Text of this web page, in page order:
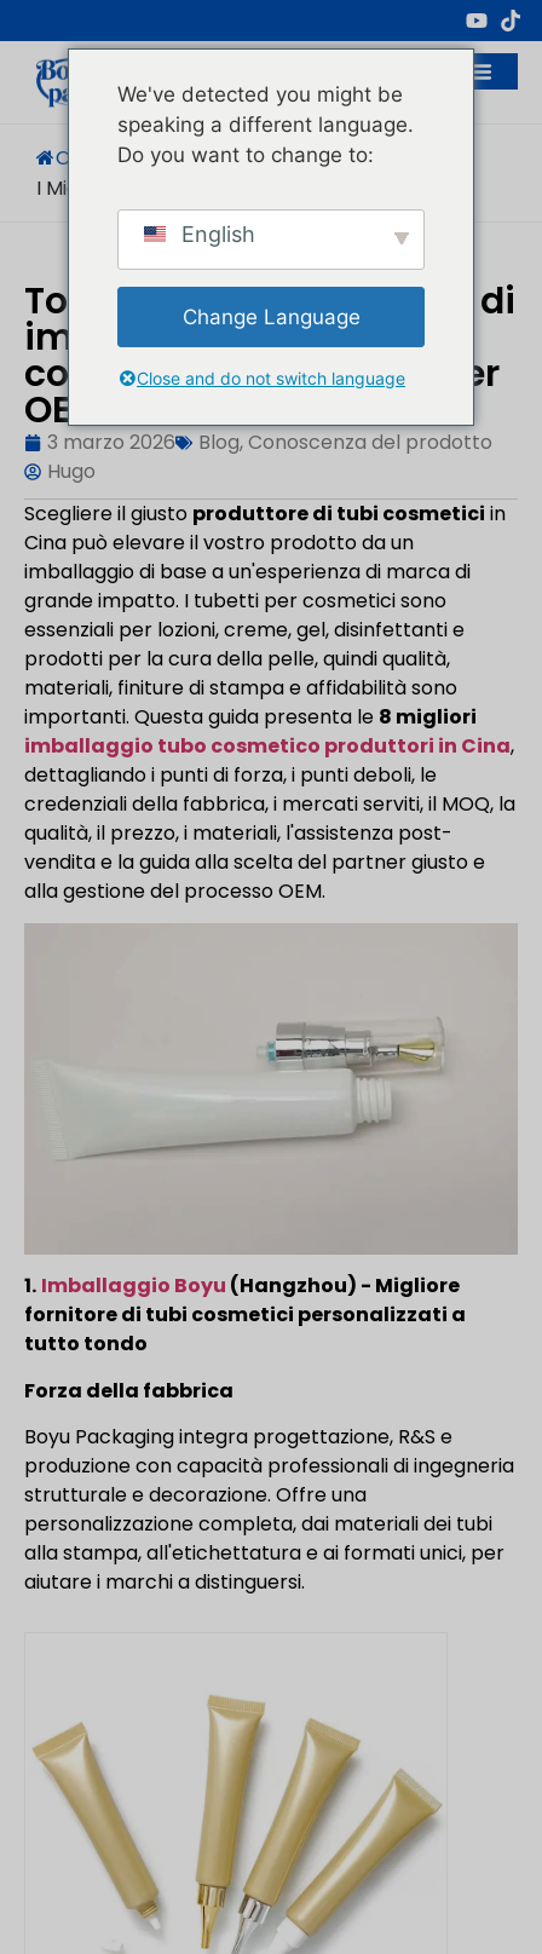
Cosmetici
Casa Blog / Conoscenza Del Prodotto
I Migliori 8 Cosmetici...
Top 8 migliori produttori di
imballaggi per tubi
cosmetici in Cina: Partner
OEM affidabili
3 marzo 2026 Blog,Conoscenza del prodotto
Hugo
Scegliere il giusto produttore di tubi cosmetici in
Cina può elevare il vostro prodotto da un
imballaggio di base a un'esperienza di marca di
grande impatto. I tubetti per cosmetici sono
essenziali per lozioni, creme, gel, disinfettanti e
prodotti per la cura della pelle, quindi qualità,
materiali, finiture di stampa e affidabilità sono
importanti. Questa guida presenta le 8 migliori
imballaggio tubo cosmetico produttori in Cina,
dettagliando i punti di forza, i punti deboli, le
credenziali della fabbrica, i mercati serviti, il MOQ, la
qualità, il prezzo, i materiali, l'assistenza post-
vendita e la guida alla scelta del partner giusto e
alla gestione del processo OEM.
1. Imballaggio Boyu (Hangzhou) - Migliore
fornitore di tubi cosmetici personalizzati a
tutto tondo
Forza della fabbrica
Boyu Packaging integra progettazione, R&S e
produzione con capacità professionali di ingegneria
strutturale e decorazione. Offre una
personalizzazione completa, dai materiali dei tubi
alla stampa, all'etichettatura e ai formati unici, per
aiutare i marchi a distinguersi.
We've detected you might be
speaking a different language.
Do you want to change to:
English
Change Language
Close and do not switch language